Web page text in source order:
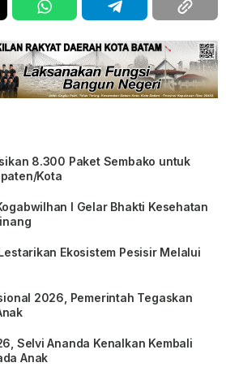
8.300 Paket Sembako untuk
Kota
I Gelar Bhakti Kesehatan
Ekosistem Pesisir Melalui
2026, Pemerintah Tegaskan
Selvi Ananda Kenalkan Kembali
Anak